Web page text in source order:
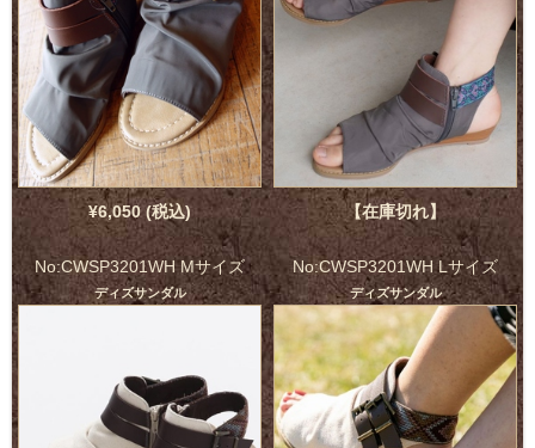
¥6,050 (税込) 【在庫切れ】
No:CWSP3201WH Mサイズ
ディズサンダル
No:CWSP3201WH Lサイズ
ディズサンダル